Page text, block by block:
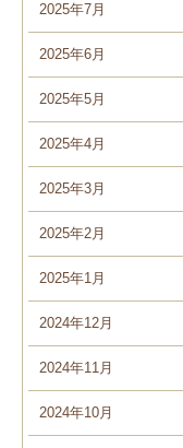
2025年7月
2025年6月
2025年5月
2025年4月
2025年3月
2025年2月
2025年1月
2024年12月
2024年11月
2024年10月